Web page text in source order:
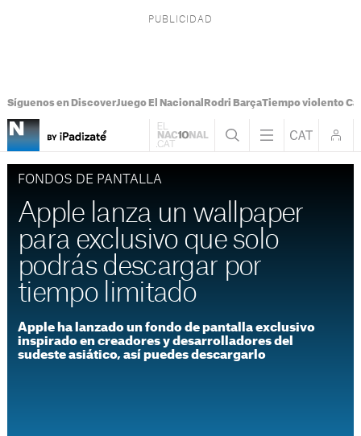
Síguenos en DiscoverJuego El Nacional Rodri BarçaTiempo violento
FONDOS DE PANTALLA
Apple lanza un wallpaper
para exclusivo que solo
podrás descargar por
tiempo limitado
Apple ha lanzado un fondo de pantalla exclusivo
inspirado en creadores y desarrolladores del
sudeste asiático, así puedes descargarlo